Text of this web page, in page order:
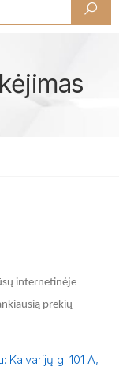
internetinėje
prekių
g. 101 A,